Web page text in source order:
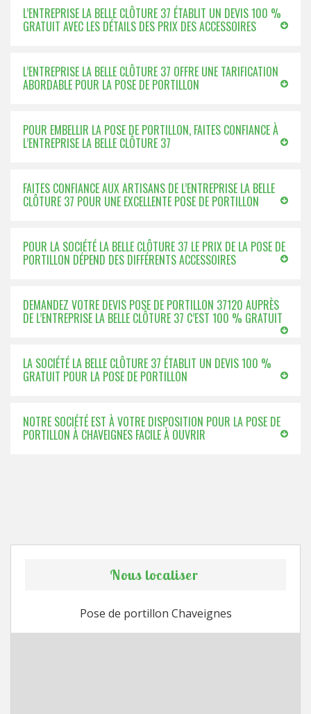
L’ENTREPRISE LA BELLE CLÔTURE 37 ÉTABLIT UN DEVIS 100 %
GRATUIT AVEC LES DÉTAILS DES PRIX DES ACCESSOIRES
L’ENTREPRISE LA BELLE CLÔTURE 37 OFFRE UNE TARIFICATION
ABORDABLE POUR LA POSE DE PORTILLON
POUR EMBELLIR LA POSE DE PORTILLON, FAITES CONFIANCE À
L’ENTREPRISE LA BELLE CLÔTURE 37
FAITES CONFIANCE AUX ARTISANS DE L’ENTREPRISE LA BELLE
CLÔTURE 37 POUR UNE EXCELLENTE POSE DE PORTILLON
POUR LA SOCIÉTÉ LA BELLE CLÔTURE 37 LE PRIX DE LA POSE DE
PORTILLON DÉPEND DES DIFFÉRENTS ACCESSOIRES
DEMANDEZ VOTRE DEVIS POSE DE PORTILLON 37120 AUPRÈS
DE L’ENTREPRISE LA BELLE CLÔTURE 37 C’EST 100 % GRATUIT
LA SOCIÉTÉ LA BELLE CLÔTURE 37 ÉTABLIT UN DEVIS 100 %
GRATUIT POUR LA POSE DE PORTILLON
NOTRE SOCIÉTÉ EST À VOTRE DISPOSITION POUR LA POSE DE
PORTILLON À CHAVEIGNES FACILE À OUVRIR
Nous localiser
Pose de portillon Chaveignes